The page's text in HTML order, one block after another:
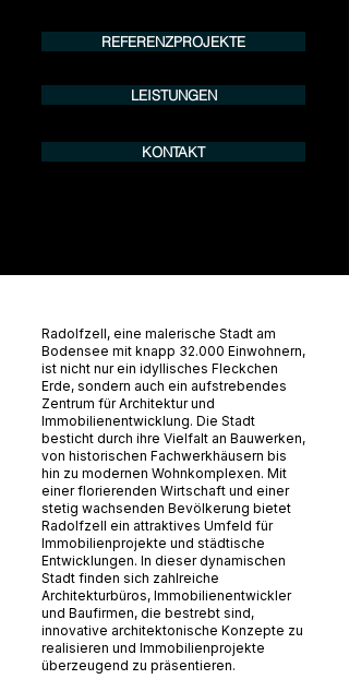
REFERENZPROJEKTE
LEISTUNGEN
KONTAKT
Radolfzell, eine malerische Stadt am
Bodensee mit knapp 32.000 Einwohnern,
ist nicht nur ein idyllisches Fleckchen
Erde, sondern auch ein aufstrebendes
Zentrum für Architektur und
Immobilienentwicklung. Die Stadt
besticht durch ihre Vielfalt an Bauwerken,
von historischen Fachwerkhäusern bis
hin zu modernen Wohnkomplexen. Mit
einer florierenden Wirtschaft und einer
stetig wachsenden Bevölkerung bietet
Radolfzell ein attraktives Umfeld für
Immobilienprojekte und städtische
Entwicklungen. In dieser dynamischen
Stadt finden sich zahlreiche
Architekturbüros, Immobilienentwickler
und Baufirmen, die bestrebt sind,
innovative architektonische Konzepte zu
realisieren und Immobilienprojekte
überzeugend zu präsentieren.